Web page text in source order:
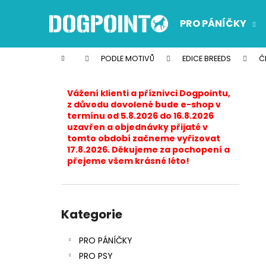
PRO PÁNÍČKY
Domů PODLE MOTIVŮ EDICE BREEDS
Vážení klienti a příznivci Dogpointu,
z důvodu dovolené bude e-shop v
termínu od 5.8.2026 do 16.8.2026
uzavřen a objednávky přijaté v
tomto období začneme vyřizovat
17.8.2026. Děkujeme za pochopení a
přejeme všem krásné léto!
kategorie
Kategorie
PRO PÁNÍČKY
PRO PSY
í
Zpět
do
Zpět
do